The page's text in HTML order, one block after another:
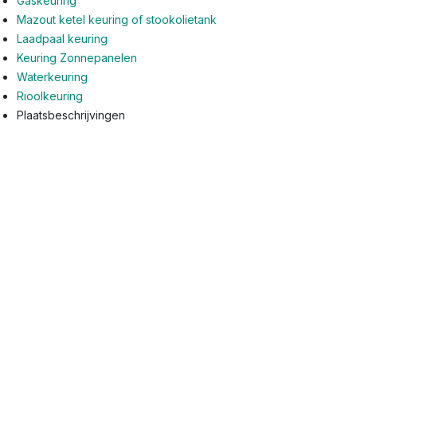
Mazout ketel keuring of stookolietank
Laadpaal keuring
Keuring Zonnepanelen
Waterkeuring
Rioolkeuring
Plaatsbeschrijvingen